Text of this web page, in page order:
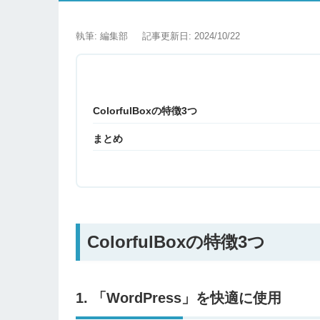
執筆: 編集部 記事更新日: 2024/10/22
ColorfulBoxの特徴3つ
まとめ
ColorfulBoxの特徴3つ
1. 「WordPress」を快適に使用